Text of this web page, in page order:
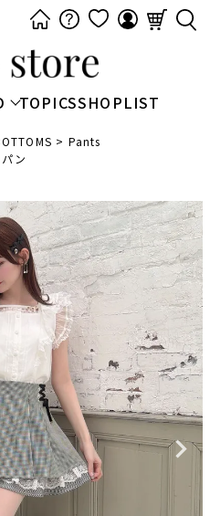
TOPICSSHOPLIST
Pants
ン